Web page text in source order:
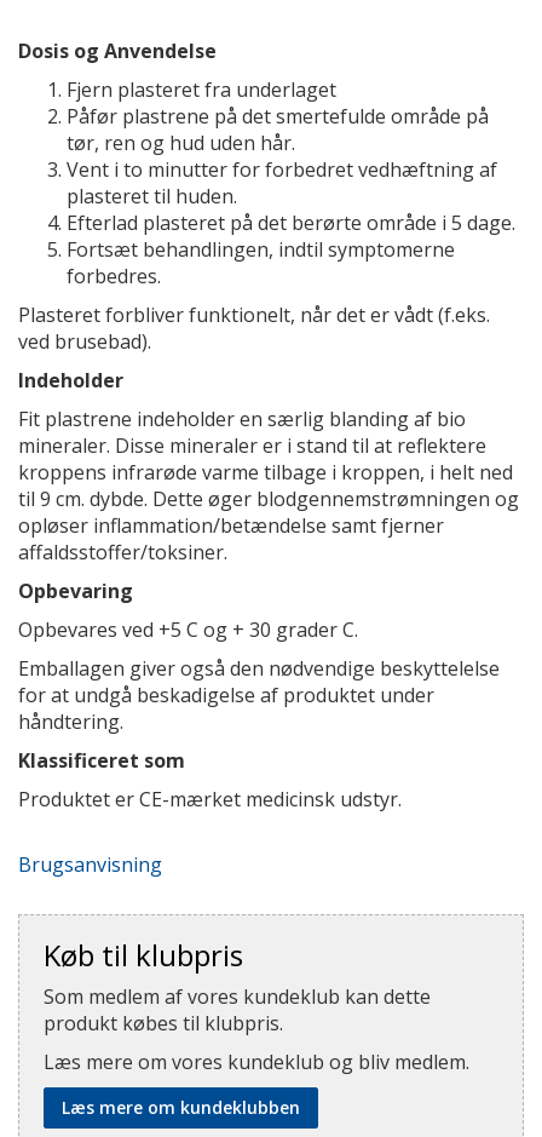
Dosis og Anvendelse
Fjern plasteret fra underlaget
Påfør plastrene på det smertefulde område på
tør, ren og hud uden hår.
Vent i to minutter for forbedret vedhæftning af
plasteret til huden.
Efterlad plasteret på det berørte område i 5 dage.
Fortsæt behandlingen, indtil symptomerne
forbedres.
Plasteret forbliver funktionelt, når det er vådt (f.eks.
ved brusebad).
Indeholder
Fit plastrene indeholder en særlig blanding af bio
mineraler. Disse mineraler er i stand til at reflektere
kroppens infrarøde varme tilbage i kroppen, i helt ned
til 9 cm. dybde. Dette øger blodgennemstrømningen og
opløser inflammation/betændelse samt fjerner
affaldsstoffer/toksiner.
Opbevaring
Opbevares ved +5 C og + 30 grader C.
Emballagen giver også den nødvendige beskyttelelse
for at undgå beskadigelse af produktet under
håndtering.
Klassificeret som
Produktet er CE-mærket medicinsk udstyr.
Brugsanvisning
Køb til klubpris
Som medlem af vores kundeklub kan dette
produkt købes til klubpris.
Læs mere om vores kundeklub og bliv medlem.
Læs mere om kundeklubben